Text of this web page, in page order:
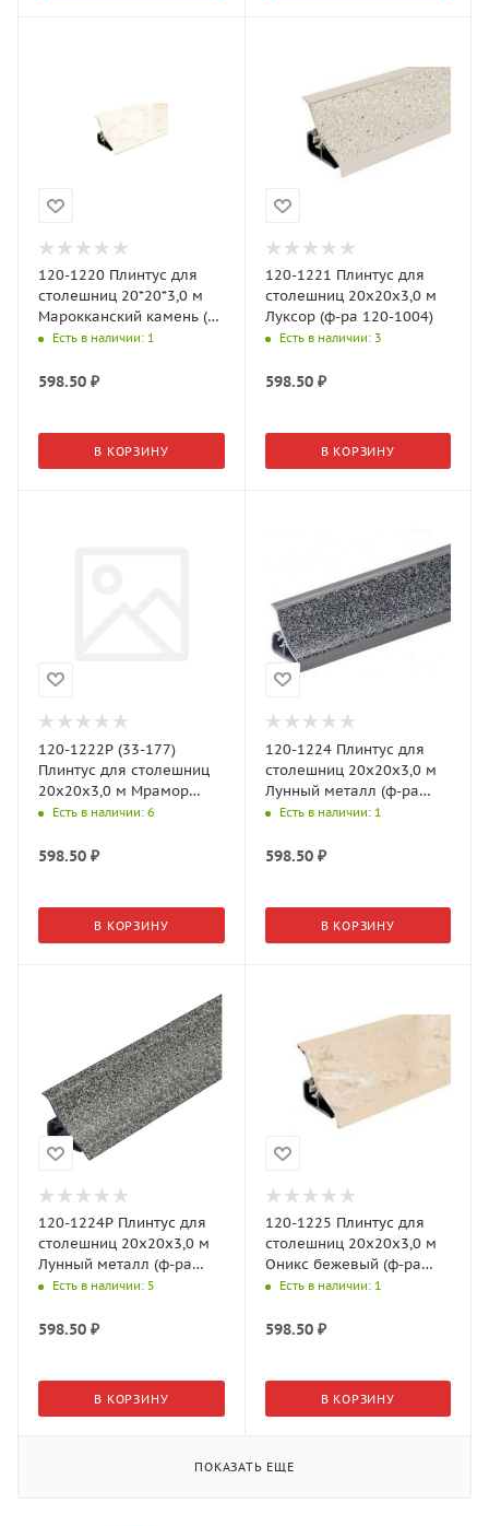
120-1220 Плинтус для
столешниц 20*20*3,0 м
Марокканский камень (ф-
ра 1004, 33-3Q)
Есть в наличии: 1
598.50 ₽
В КОРЗИНУ
120-1221 Плинтус для
столешниц 20х20х3,0 м
Луксор (ф-ра 120-1004)
Есть в наличии: 3
598.50₽
В КОРЗИНУ
120-1222P (33-177)
Плинтус для столешниц
20х20х3,0 м Мрамор
бежевый светлый (ф-ра
Есть в наличии: 6
598.50 ₽
В КОРЗИНУ
120-1224 Плинтус для
столешниц 20х20х3,0 м
Лунный металл (ф-ра
120-284, 33-085)
Есть в наличии: 1
598.50₽
В КОРЗИНУ
120-1224P Плинтус для
столешниц 20х20х3,0 м
Лунный металл (ф-ра
120-284, 33-085)
Есть в наличии: 5
598.50 ₽
В КОРЗИНУ
120-1225 Плинтус для
столешниц 20х20х3,0 м
Оникс бежевый (ф-ра
147/151)
Есть в наличии: 1
598.50₽
В КОРЗИНУ
ПОКАЗАТЬ ЕЩЕ